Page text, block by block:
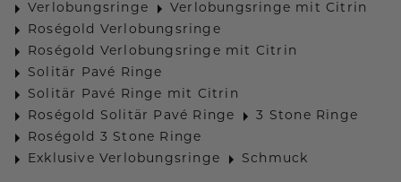
Verlobungsringe
Verlobungsringe mit Citrin
Roségold Verlobungsringe
Roségold Verlobungsringe mit Citrin
Solitär Pavé Ringe
Solitär Pavé Ringe mit Citrin
Roségold Solitär Pavé Ringe
3 Stone Ringe
Roségold 3 Stone Ringe
Exklusive Verlobungsringe
Schmuck